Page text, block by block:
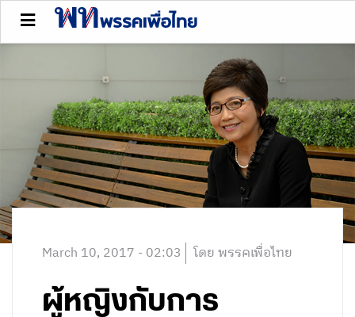
March 10, 2017 - 02:03 โดย พรรคเพื่อไทย
ผู้หญิงกับการ